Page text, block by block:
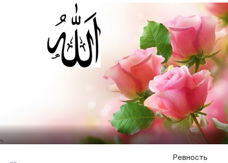
Ревность